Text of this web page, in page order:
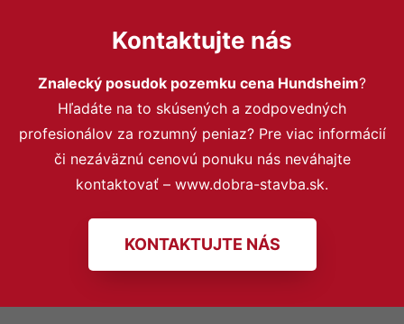
Kontaktujte nás
Znalecký posudok pozemku cena Hundsheim?
Hľadáte na to skúsených a zodpovedných
profesionálov za rozumný peniaz? Pre viac informácií
či nezáväznú cenovú ponuku nás neváhajte
kontaktovať – www.dobra-stavba.sk.
KONTAKTUJTE NÁS